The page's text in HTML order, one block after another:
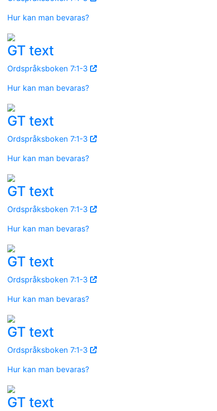
Hur kan man bevaras?
GT text
Ordspråksboken 7:1-3
Hur kan man bevaras?
GT text
Ordspråksboken 7:1-3
Hur kan man bevaras?
GT text
Ordspråksboken 7:1-3
Hur kan man bevaras?
GT text
Ordspråksboken 7:1-3
Hur kan man bevaras?
GT text
Ordspråksboken 7:1-3
Hur kan man bevaras?
GT text